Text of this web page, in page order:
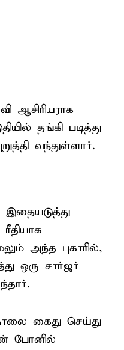
ஆசிரியராக
தங்கி படித்து
வந்துள்ளார்.
இதையடுத்து
அந்த புகாரில்,
ஒரு சார்ஜர்
கைது செய்து
போனில்